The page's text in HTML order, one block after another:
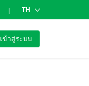
| TH
เข้าสู่ระบบ